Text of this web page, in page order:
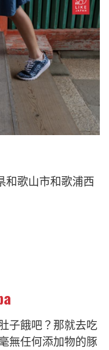
和歌山市和歌浦西
子餓吧？那就去吃
無任何添加物的豚